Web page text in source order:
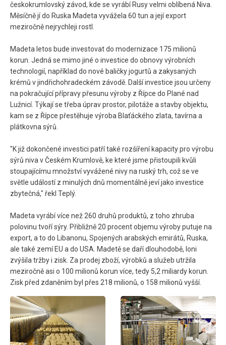
českokrumlovský závod, kde se vyrábí Rusy velmi oblíbená Niva.
Měsíčně jí do Ruska Madeta vyvážela 60 tun a její export
meziročně nejrychleji rostl.
Madeta letos bude investovat do modernizace 175 milionů
korun. Jedná se mimo jiné o investice do obnovy výrobních
technologií, například do nové baličky jogurtů a zakysaných
krémů v jindřichohradeckém závodě. Další investice jsou určeny
na pokračující přípravy přesunu výroby z Řípce do Plané nad
Lužnicí. Týkají se třeba úprav prostor, pilotáže a stavby objektu,
kam se z Řípce přestěhuje výroba Blaťáckého zlata, tavírna a
plátkovna sýrů.
"K již dokončené investici patří také rozšíření kapacity pro výrobu
sýrů niva v Českém Krumlově, ke které jsme přistoupili kvůli
stoupajícímu množství vyvážené nivy na ruský trh, což se ve
světle událostí z minulých dnů momentálně jeví jako investice
zbytečná," řekl Teplý.
Madeta vyrábí více než 260 druhů produktů, z toho zhruba
polovinu tvoří sýry. Přibližně 20 procent objemu výroby putuje na
export, a to do Libanonu, Spojených arabských emirátů, Ruska,
ale také zemí EU a do USA. Madetě se daří dlouhodobě, loni
zvýšila tržby i zisk. Za prodej zboží, výrobků a služeb utržila
meziročně asi o 100 milionů korun více, tedy 5,2 miliardy korun.
Zisk před zdaněním byl přes 218 milionů, o 158 milionů vyšší.